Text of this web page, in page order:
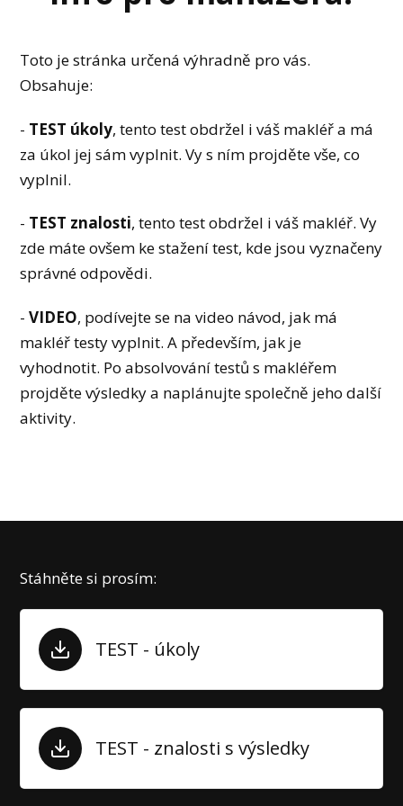
Toto je stránka určená výhradně pro vás.
Obsahuje:
- TEST úkoly, tento test obdržel i váš makléř a má
za úkol jej sám vyplnit. Vy s ním projděte vše, co
vyplnil.
- TEST znalosti, tento test obdržel i váš makléř. Vy
zde máte ovšem ke stažení test, kde jsou vyznačeny
správné odpovědi.
-VIDEO, podívejte se na video návod, jak má
makléř testy vyplnit. A především, jak je
vyhodnotit. Po absolvování testů s makléřem
projděte výsledky a naplánujte společně jeho další
aktivity.
Stáhněte si prosím:
TEST - úkoly
TEST - znalosti s výsledky